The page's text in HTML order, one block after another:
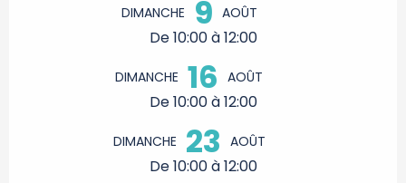
DIMANCHE 9 AOÛT
De 10:00 à 12:00
DIMANCHE 16 AOÛT
De 10:00 à 12:00
DIMANCHE 23 AOÛT
De 10:00 à 12:00